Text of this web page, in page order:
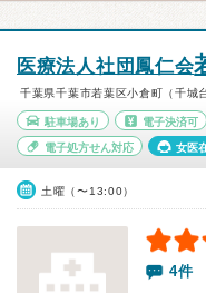
医療法人社団鳳仁会
千葉県千葉市若葉区小倉町（千城
駐車場あり 電子決済可
電子処方せん対応 女医
土曜（〜13:00）
4件